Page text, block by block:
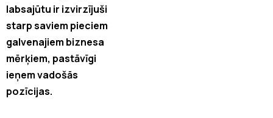
labsajūtu ir izvirzījuši
starp saviem pieciem
galvenajiem biznesa
mērķiem, pastāvīgi
ieņem vadošās
pozīcijas.